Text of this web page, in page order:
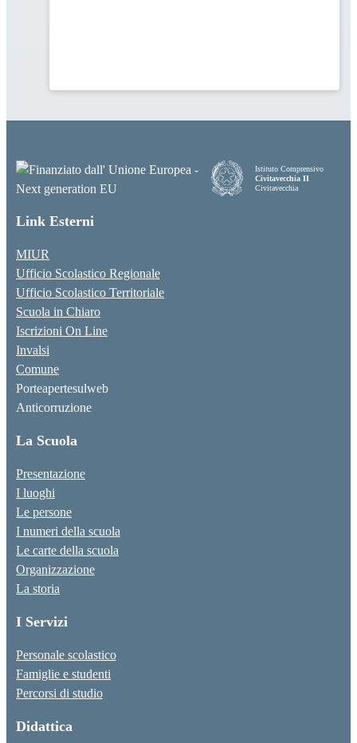
Istituto Comprensivo
Civitavecchia II
Civitavecchia
Link Esterni
MIUR
Ufficio Scolastico Regionale
Ufficio Scolastico Territoriale
Scuola in Chiaro
Iscrizioni On Line
Invalsi
Comune
Porteapertesulweb
Anticorruzione
La Scuola
Presentazione
I luoghi
Le persone
I numeri della scuola
Le carte della scuola
Organizzazione
La storia
I Servizi
Personale scolastico
Famiglie e studenti
Percorsi di studio
Didattica